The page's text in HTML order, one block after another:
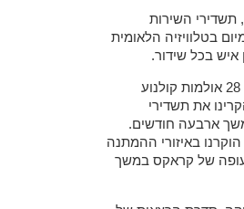
תשדירי השירות
בטלוויזיה הלאומית
איש בכל שידור.
בוונצואלה, 28 אולמות קולנוע
את תשדירי
ארבעה חודשים.
באיזורי ההמתנה
של קראקס במשך